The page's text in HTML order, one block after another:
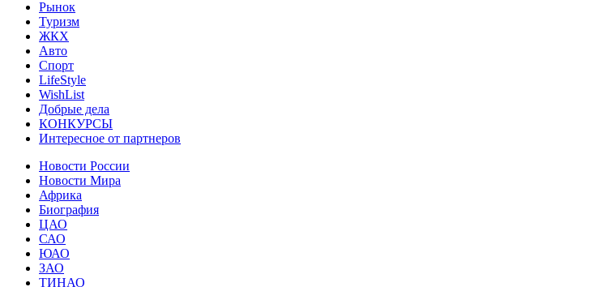
Рынок
Туризм
ЖКХ
Авто
Спорт
LifeStyle
WishList
Добрые дела
КОНКУРСЫ
Интересное от партнеров
Новости России
Новости Мира
Африка
Биография
ЦАО
САО
ЮАО
ЗАО
ТИНАО